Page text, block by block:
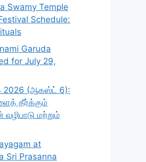
Swamy Temple
Schedule:
Garuda
for July 29,
2026 (ஆகஸ்ட் 6):
தீர்க்கும்
வழிபாடு மற்றும்
at
Sri Prasanna